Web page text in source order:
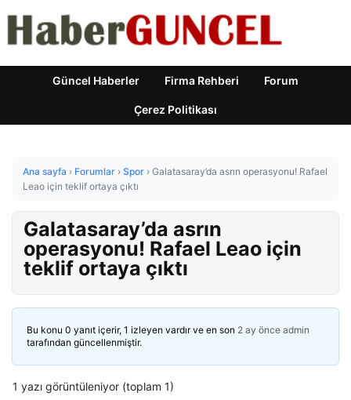
Güncel Haberler Firma Rehberi Forum
Çerez Politikası
Ana sayfa › Forumlar › Spor › Galatasaray’da asrın operasyonu! Rafael
Leao için teklif ortaya çıktı
Galatasaray’da asrın
operasyonu! Rafael Leao için
teklif ortaya çıktı
Bu konu 0 yanıt içerir, 1 izleyen vardır ve en son 2 ay önce admin
tarafından güncellenmiştir.
1 yazı görüntüleniyor (toplam 1)